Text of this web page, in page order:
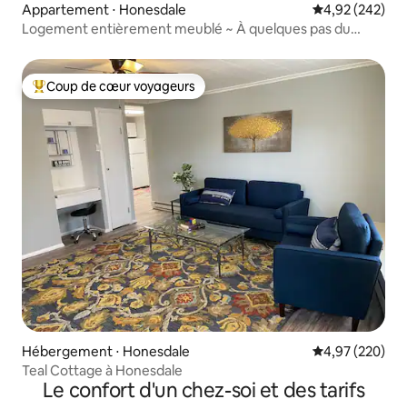
Appartement ⋅ Honesdale Évaluation
4,92 (242)
Logement entièrement meublé ~ À quelques pas du
Coups de cœur voyageurs les plus appréciés
Coup de cœur voyageurs
Hébergement ⋅ Honesdale Évaluation
4,97 (220)
Teal Cottage à Honesdale
Le confort d'un chez-soi et des tarifs